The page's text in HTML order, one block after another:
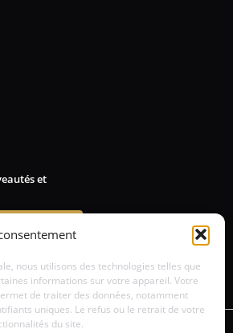
nous utilisons des technologies telles que
informations sur votre appareil. Votre
de traiter des données, notamment
uniques. Le refus ou le retrait de votre
du site.
et